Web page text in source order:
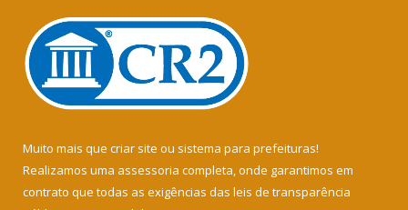
Muito mais que criar site ou sistema para prefeituras!
Realizamos uma assessoria completa, onde garantimos em
contrato que todas as exigências das leis de transparência